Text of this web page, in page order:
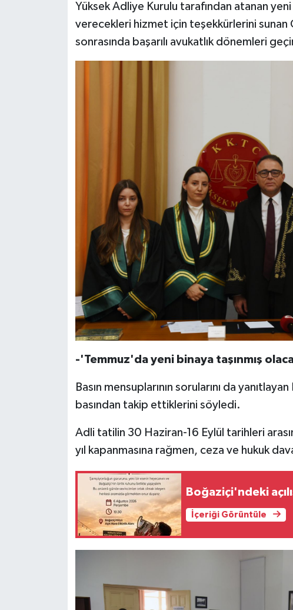
Yüksek Adliye Kurulu tarafından atanan
verecekleri hizmet için teşekkürlerini
sonrasında başarılı avukatlık dönemleri
-'Temmuz'da yeni binaya taşınmış
Basın mensuplarının sorularını da
basından takip ettiklerini söyledi.
Adli tatilin 30 Haziran-16 Eylül tarihleri
yıl kapanmasına rağmen, ceza ve hukuk
Boğaziçi'ndeki
İçeriği Görüntüle